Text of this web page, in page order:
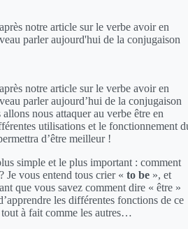
notre article sur le verbe avoir en
parler aujourd'hui de la conjugaison
notre article sur le verbe avoir en
parler aujourd’hui de la conjugaison
nous attaquer au verbe être en
utilisations et le fonctionnement
d’être meilleur !
simple et le plus important : comment
Je vous entend tous crier « to be », et
que vous savez comment dire « être »
les différentes fonctions de ce
tout à fait comme les autres…